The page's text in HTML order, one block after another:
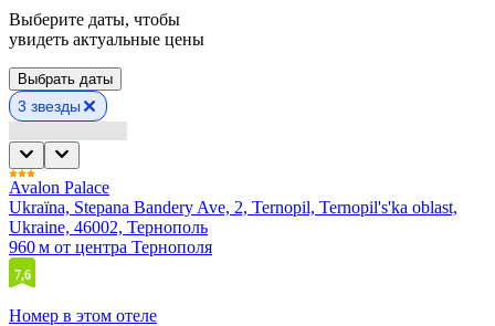
Выберите даты, чтобы
увидеть актуальные цены
Выбрать даты
3 звезды
Avalon Palace
Ukraїna, Stepana Bandery Ave, 2, Ternopil, Ternopil's'ka oblast,
Ukraine, 46002, Тернополь
960 м от центра Тернополя
7,6
Номер в этом отеле